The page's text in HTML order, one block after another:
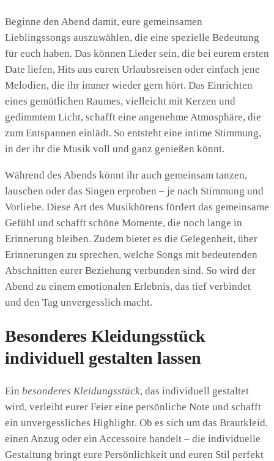
Beginne den Abend damit, eure gemeinsamen
Lieblingssongs auszuwählen, die eine spezielle Bedeutung
für euch haben. Das können Lieder sein, die bei eurem ersten
Date liefen, Hits aus euren Urlaubsreisen oder einfach jene
Melodien, die ihr immer wieder gern hört. Das Einrichten
eines gemütlichen Raumes, vielleicht mit Kerzen und
gedimmtem Licht, schafft eine angenehme Atmosphäre, die
zum Entspannen einlädt. So entsteht eine intime Stimmung,
in der ihr die Musik voll und ganz genießen könnt.
Während des Abends könnt ihr auch gemeinsam tanzen,
lauschen oder das Singen erproben – je nach Stimmung und
Vorliebe. Diese Art des Musikhörens fördert das gemeinsame
Gefühl und schafft schöne Momente, die noch lange in
Erinnerung bleiben. Zudem bietet es die Gelegenheit, über
Erinnerungen zu sprechen, welche Songs mit bedeutenden
Abschnitten eurer Beziehung verbunden sind. So wird der
Abend zu einem emotionalen Erlebnis, das tief verbindet
und den Tag unvergesslich macht.
Besonderes Kleidungsstück
individuell gestalten lassen
Ein besonderes Kleidungsstück, das individuell gestaltet
wird, verleiht eurer Feier eine persönliche Note und schafft
ein unvergessliches Highlight. Ob es sich um das Brautkleid,
einen Anzug oder ein Accessoire handelt – die individuelle
Gestaltung bringt eure Persönlichkeit und euren Stil perfekt